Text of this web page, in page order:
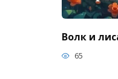
Волк и
65